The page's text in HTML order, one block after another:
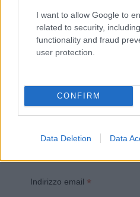
I want to allow Google to
related to security,
functionality and fraud
user protection.
CONFIRM
Data Deletion Data
Invia un Comunicato
Vuoi rimanere
Iscriviti alla newsletter di
Indirizzo email *